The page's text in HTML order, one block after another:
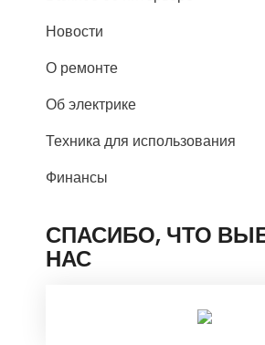
Новости
О ремонте
Об электрике
Техника для использования
Финансы
СПАСИБО, ЧТО
НАС